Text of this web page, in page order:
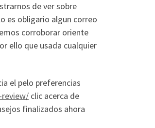
de ver sobre
es obligario algun correo
corroborar oriente
ello que usada cualquier
el pelo preferencias
clic acerca de
finalizados ahora